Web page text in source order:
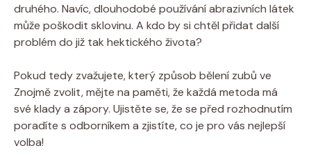
druhého. Navíc, dlouhodobé používání abrazivních látek
může poškodit sklovinu. A kdo by si chtěl přidat další
problém do již tak hektického života?
Pokud tedy zvažujete, který způsob bělení zubů ve
Znojmě zvolit, mějte na paměti, že každá metoda má
své klady a zápory. Ujistěte se, že se před rozhodnutím
poradíte s odborníkem a zjistíte, co je pro vás nejlepší
volba!